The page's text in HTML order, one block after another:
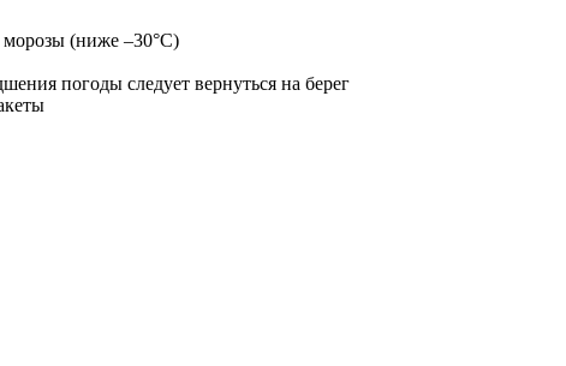
морозы (ниже –30°С)
погоды следует вернуться на берег